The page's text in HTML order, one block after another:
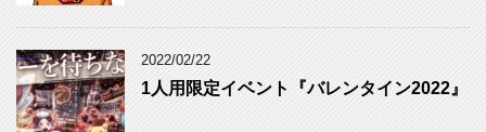
2022/02/22
1人用限定イベント『バレンタイン2022』